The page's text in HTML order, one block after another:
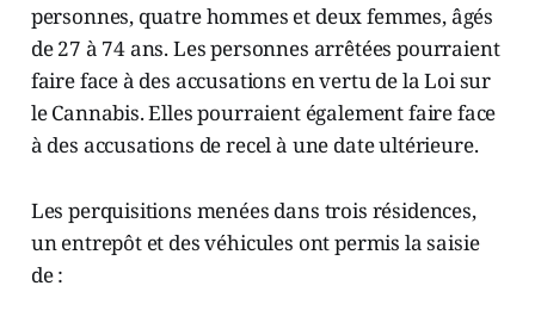
personnes, quatre hommes et deux femmes, âgés
de 27 à 74 ans. Les personnes arrêtées pourraient
faire face à des accusations en vertu de la Loi sur
le Cannabis. Elles pourraient également faire face
à des accusations de recel à une date ultérieure.
Les perquisitions menées dans trois résidences,
un entrepôt et des véhicules ont permis la saisie
de :